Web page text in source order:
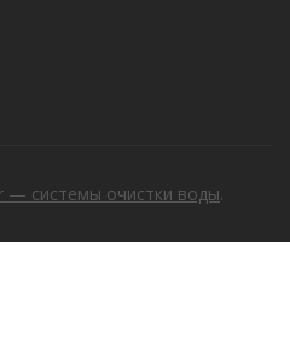
— системы очистки воды.